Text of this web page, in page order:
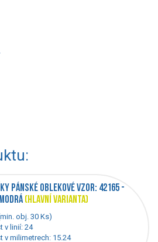
PÁNSKÉ OBLEKOVÉ VZOR: 42165 -
(HLAVNÍ VARIANTA)
obj. 30 Ks)
v linií: 24
v milimetrech: 15.24